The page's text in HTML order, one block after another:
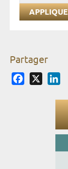
Partager
Facebook